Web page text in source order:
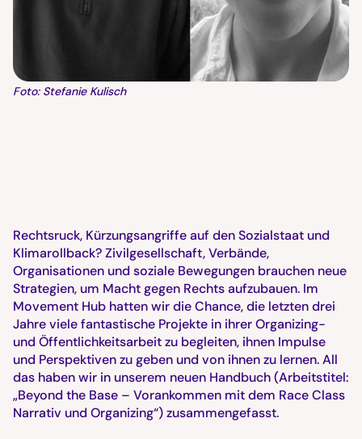
Foto: Stefanie Kulisch
Rechtsruck, Kürzungsangriffe auf den Sozialstaat und
Klimarollback? Zivilgesellschaft, Verbände,
Organisationen und soziale Bewegungen brauchen neue
Strategien, um Macht gegen Rechts aufzubauen. Im
Movement Hub hatten wir die Chance, die letzten drei
Jahre viele fantastische Projekte in ihrer Organizing-
und Öffentlichkeitsarbeit zu begleiten, ihnen Impulse
und Perspektiven zu geben und von ihnen zu lernen. All
das haben wir in unserem neuen Handbuch (Arbeitstitel:
„Beyond the Base – Vorankommen mit dem Race Class
Narrativ und Organizing“) zusammengefasst.